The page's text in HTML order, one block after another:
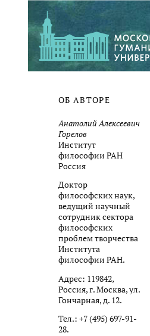
ОБ АВТОРЕ
Анатолий Алексеевич
Горелов
Институт
философии РАН
Россия
Доктор
философских наук,
ведущий научный
сотрудник сектора
философских
проблем творчества
Института
философии РАН.
Адрес: 119842,
Россия, г. Москва, ул.
Гончарная, д. 12.
Тел.: +7 (495) 697-91-
28.